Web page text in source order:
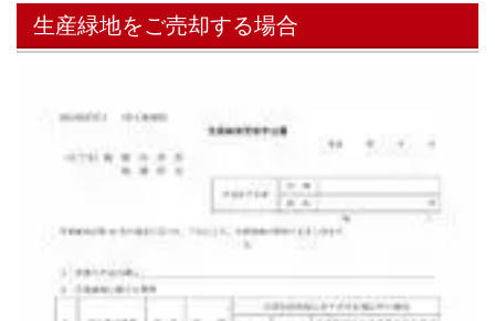
生産緑地をご売却する場合